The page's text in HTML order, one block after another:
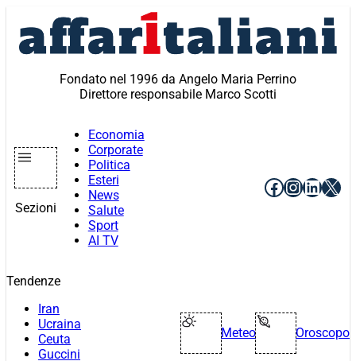
contenuto
Fondato nel 1996 da Angelo Maria Perrino
Direttore responsabile Marco Scotti
Sezioni
Economia
Corporate
Politica
Esteri
News
Salute
Sport
AI TV
Facebook
X
Tendenze
Iran
Ucraina
Ceuta
Guccini
Meteo Oroscopo